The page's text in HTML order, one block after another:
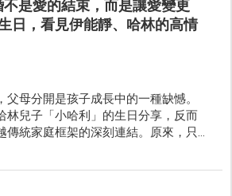
不是愛的結束，而是讓愛變更
日，看見伊能靜、哈林的高情
父母分開是孩子成長中的一種缺憾。
林兒子「小哈利」的生日分享，反而
傳統家庭框架的深刻連結。原來，只